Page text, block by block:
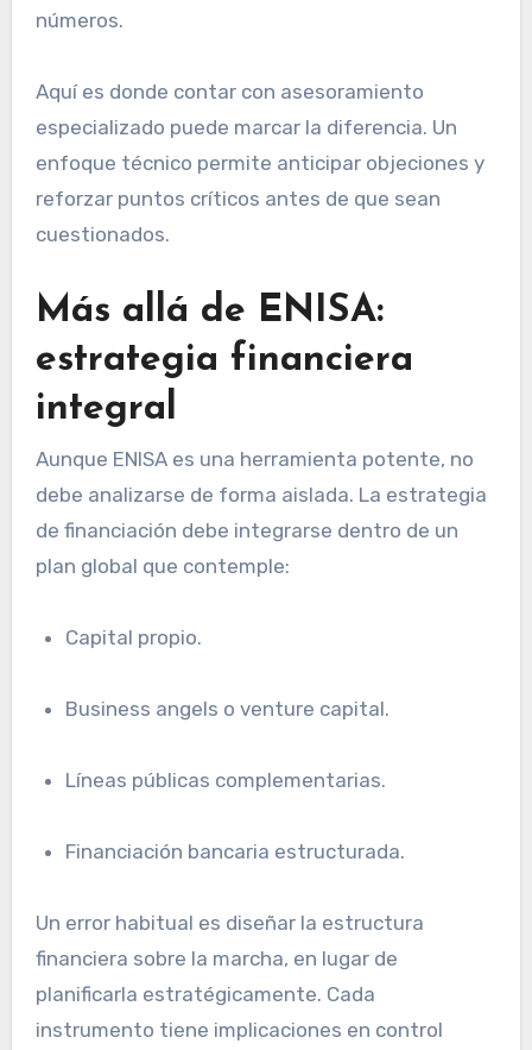
números.
Aquí es donde contar con asesoramiento
especializado puede marcar la diferencia. Un
enfoque técnico permite anticipar objeciones y
reforzar puntos críticos antes de que sean
cuestionados.
Más allá de ENISA:
estrategia financiera
integral
Aunque ENISA es una herramienta potente, no
debe analizarse de forma aislada. La estrategia
de financiación debe integrarse dentro de un
plan global que contemple:
Capital propio.
Business angels o venture capital.
Líneas públicas complementarias.
Financiación bancaria estructurada.
Un error habitual es diseñar la estructura
financiera sobre la marcha, en lugar de
planificarla estratégicamente. Cada
instrumento tiene implicaciones en control